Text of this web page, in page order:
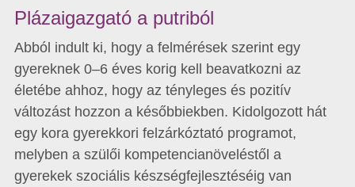
Plázaigazgató a putriból
Abból indult ki, hogy a felmérések szerint egy
gyereknek 0–6 éves korig kell beavatkozni az
életébe ahhoz, hogy az tényleges és pozitív
változást hozzon a későbbiekben. Kidolgozott hát
egy kora gyerekkori felzárkóztató programot,
melyben a szülői kompetencianöveléstől a
gyerekek szociális készségfejlesztéséig van